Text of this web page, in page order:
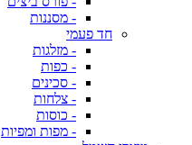
- מסננות
חד פעמי
- מזלגות
- כפות
- סכינים
- צלחות
- כוסות
- מפות ומפיות